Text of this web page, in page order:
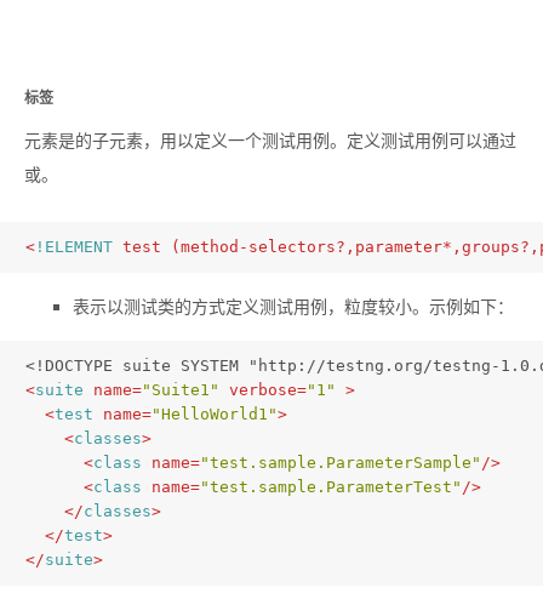
标签
元素是的子元素，用以定义一个测试用例。定义测试用例可以通过
或。
< !ELEMENT test ( method-selectors?, parameter*, groups?,
表示以测试类的方式定义测试用例，粒度较小。示例如下：
<!DOCTYPE suite SYSTEM "http://testng.org/testng-
<suite name="Suite1" verbose="1"
>
<test name="HelloWorld1">
<classes>
<class name="test.sample.ParameterSample" />
<class name="test.sample.ParameterTest" />
</classes>
</test>
</suite>